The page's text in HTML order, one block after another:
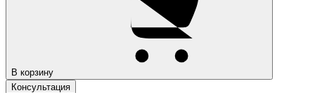
В корзину
Консультация